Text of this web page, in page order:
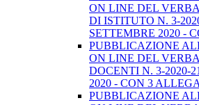
ON LINE DEL
DI ISTITUTO N. 3-
SETTEMBRE 2020 -
PUBBLICAZIONE
ON LINE DEL
DOCENTI N. 3-2020-
2020 - CON 3
PUBBLICAZIONE